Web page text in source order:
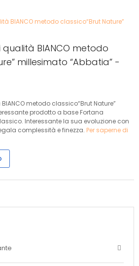
BIANCO metodo
millesimato “Abbatia” -
metodo classico“Brut Nature”
prodotto a base Fortana
Interessante la sua evoluzione con
complessità e finezza. Per saperne di